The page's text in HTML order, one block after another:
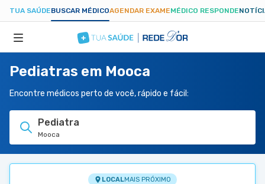
TUA SAÚDEBUSCAR MÉDICOAGENDAR EXAMEMÉDICO RESPONDE
ESPECIALIDADES
HOSPITAIS
TUASAUDE.COM
Pediatras em Mooca
Encontre médicos perto de você, rápido e fácil:
Pediatra
Mooca
LOCALMAIS PRÓXIMO